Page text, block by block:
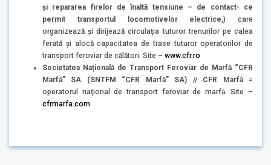
şi repararea firelor de înaltă tensiune – de contact- ce
permit transportul locomotivelor electrice,) care
organizează şi dirijează circulaţia tuturor trenurilor pe calea
ferată și alocă capacitatea de trase tuturor operatorilor de
transport feroviar de călători. Site – www.cfr.ro
Societatea Națională de Transport Feroviar de Marfă “CFR
Marfă” SA (SNTFM “CFR Marfă” SA) // CFR Marfă=
operatorul naţional de transport feroviar de marfă. Site –
cfrmarfa.com.